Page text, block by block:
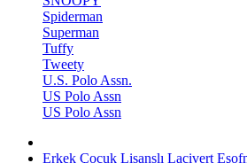
Spiderman
Superman
Tuffy
Tweety
U.S. Polo Assn.
US Polo Assn
US Polo Assn
Erkek Çocuk Lisanslı Lacivert